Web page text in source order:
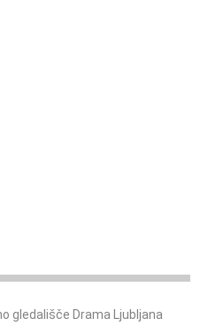
gledališče Drama Ljubljana